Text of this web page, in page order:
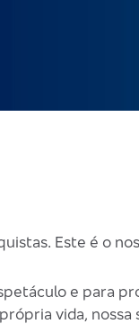
Este é o
e para
vida,